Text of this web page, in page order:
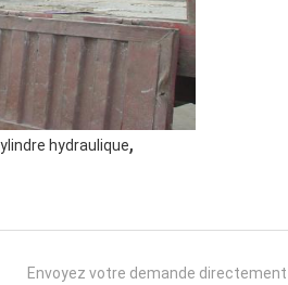
hydraulique,
Envoyez votre demande